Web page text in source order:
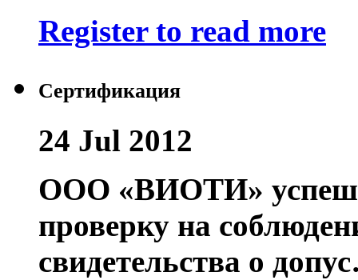
Register to read more
Сертификация
24 Jul 2012
ООО «ВИОТИ»
проверку на
свидетельства о